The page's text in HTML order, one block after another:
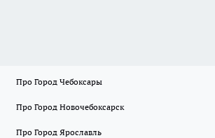
Про Город Чебоксары
Про Город Новочебоксарск
Про Город Ярославль